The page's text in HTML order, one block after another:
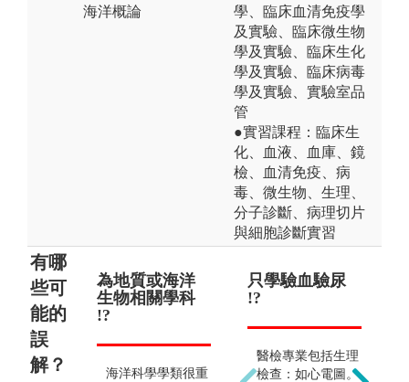
海洋概論
學、臨床血清免疫學
及實驗、臨床微生物
學及實驗、臨床生化
學及實驗、臨床病毒
學及實驗、實驗室品
管
●實習課程：臨床生
化、血液、血庫、鏡
檢、血清免疫、病
毒、微生物、生理、
分子診斷、病理切片
與細胞診斷實習
有哪
些可
能的
誤
解？
為地質或海洋
生物相關學科
!?
海洋科學學類很重
畢業只能繼續
做海洋相關研
畢業生就業統計：
只學驗血驗尿
!?
醫檢專業包括生理
檢查：如心電圖。